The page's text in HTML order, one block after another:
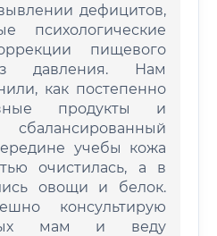
дефицитов,
пищевого
давления. Нам
как постепенно
продукты и
учебы кожа
очистилась, а в
овощи и белок.
консультирую
мам и веду